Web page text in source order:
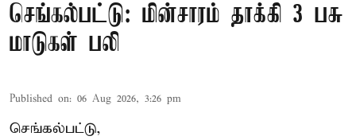
செங்கல்பட்டு: மின்சாரம் தாக்கி 3 பசு
மாடுகள் பலி
Published on: 06 Aug 2026, 3:26 pm
செங்கல்பட்டு,